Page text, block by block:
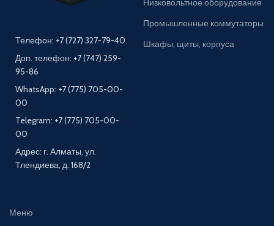
Телефон: +7 (727) 327-79-40
Доп. телефон: +7 (747) 259-
95-86
WhatsApp: +7 (775) 705-00-
00
Telegram: +7 (775) 705-00-
00
Адрес: г. Алматы, ул.
Тлендиева, д. 168/2
Промышленные коммутаторы
Шкафы, щиты, корпуса
Меню